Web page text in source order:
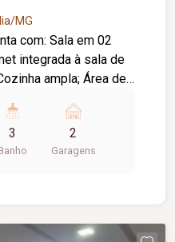
MG
integrada à sala de
ampla; Área de
na venda;
instalação de ar-
cômodos; Varanda
Salão de festas;
3 2
Garagens